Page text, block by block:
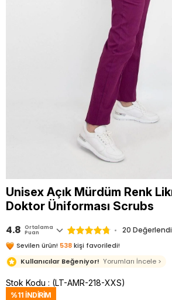
Unisex Açık Mürdüm Renk
Doktor Üniforması Scrubs
4.8 Ortalama
Puan 20
Sevilen ürün! 538kişi favoriledi!
Kullanıcılar Beğeniyor! Yorumları İncele >
Stok Kodu (LT-AMR-218-XXS)
%11 İNDIRIM